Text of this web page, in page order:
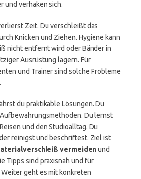
und verhaken sich.
Zeit. Du verschleißt das
Knicken und Ziehen. Hygiene kann
nicht entfernt wird oder Bänder in
Ausrüstung lagern. Für
und Trainer sind solche Probleme
du praktikable Lösungen. Du
Du lernst
und den Studioalltag. Du
reinigst und beschriftest. Ziel ist
vermeidenund
Tipps sind praxisnah und für
geht es mit konkreten